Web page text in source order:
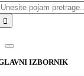
IZBORNIK